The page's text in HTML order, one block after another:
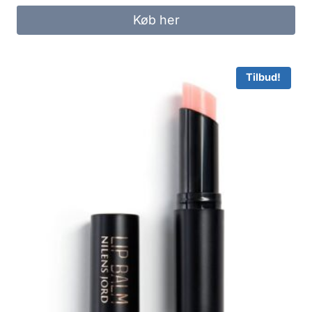
Køb her
Tilbud!